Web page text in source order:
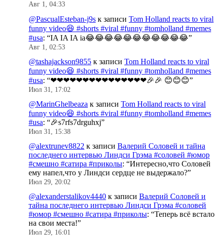
Авг 1, 04:33
@PascualEsteban-j9s к записи Tom Holland reacts to viral
funny video😆 #shorts #viral #funny #tomholland #memes
#usa: “IA IA IA ia😂😂😂😂😂😂😂😂😂😂😂”
Авг 1, 02:53
@tashajackson9855 к записи Tom Holland reacts to viral
funny video😆 #shorts #viral #funny #tomholland #memes
#usa: “❤❤❤❤❤❤❤❤❤❤❤❤❤❤❤🎉🎉 😊😊😊”
Июл 31, 17:02
@MarinGhelbeaza к записи Tom Holland reacts to viral
funny video😆 #shorts #viral #funny #tomholland #memes
#usa: “🎉s7rfs7drguhxj”
Июл 31, 15:38
@alextrunev8822 к записи Валерий Соловей и тайна
последнего интервью Линдси Грэма #соловей #юмор
#смешно #сатира #приколы: “Интересно,что Соловей
ему напел,что у Линдси сердце не выдержало?”
Июл 29, 20:02
@alexanderstalikov4440 к записи Валерий Соловей и
тайна последнего интервью Линдси Грэма #соловей
#юмор #смешно #сатира #приколы: “Теперь всё встало
на свои места!”
Июл 29, 16:01